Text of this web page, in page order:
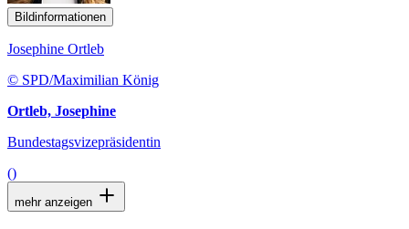
Bildinformationen
Josephine Ortleb
© SPD/Maximilian König
Ortleb, Josephine
Bundestagsvizepräsidentin
()
mehr anzeigen